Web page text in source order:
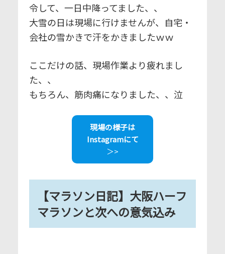
令して、一日中降ってました、、
大雪の日は現場に行けませんが、自宅・
会社の雪かきで汗をかきましたｗｗ
ここだけの話、現場作業より疲れまし
た、、
もちろん、筋肉痛になりました、、泣
現場の様子は
Instagramにて
＞>
【マラソン日記】大阪ハーフ
マラソンと次への意気込み